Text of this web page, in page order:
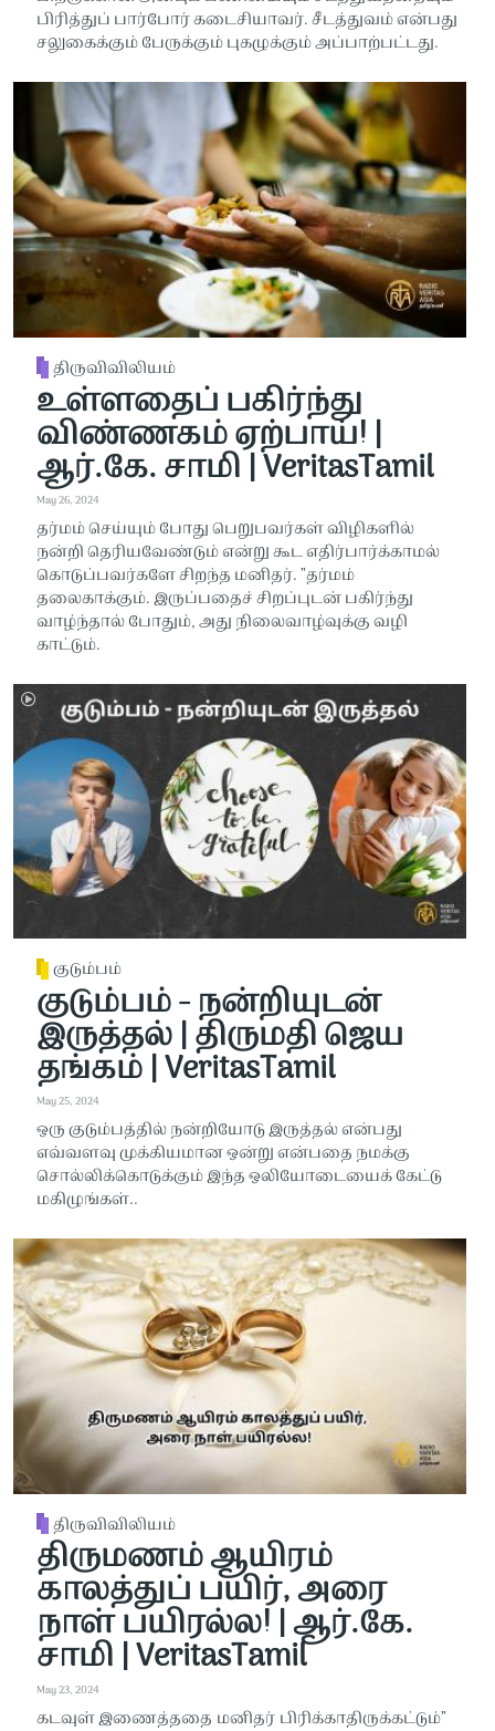
பிரித்துப் பார்போர் கடைசியாவர். சீடத்துவம் என்பது
சலுகைக்கும் பேருக்கும் புகழுக்கும் அப்பாற்பட்டது.
திருவிவிலியம்
உள்ளதைப் பகிர்ந்து
விண்ணகம் ஏற்பாய்! |
ஆர்.கே. சாமி | VeritasTamil
May 26, 2024
தர்மம் செய்யும் போது பெறுபவர்கள் விழிகளில்
நன்றி தெரியவேண்டும் என்று கூட எதிர்பார்க்காமல்
கொடுப்பவர்களே சிறந்த மனிதர். ”தர்மம்
தலைகாக்கும். இருப்பதைச் சிறப்புடன் பகிர்ந்து
வாழ்ந்தால் போதும், அது நிலைவாழ்வுக்கு வழி
காட்டும்.
குடும்பம்
குடும்பம் - நன்றியுடன்
இருத்தல் | திருமதி ஜெய
தங்கம் | VeritasTamil
May 25, 2024
ஒரு குடும்பத்தில் நன்றியோடு இருத்தல் என்பது
எவ்வளவு முக்கியமான ஒன்று என்பதை நமக்கு
சொல்லிக்கொடுக்கும் இந்த ஒலியோடையைக் கேட்டு
மகிழுங்கள்..
திருவிவிலியம்
திருமணம் ஆயிரம்
காலத்துப் பயிர், அரை
நாள் பயிரல்ல! | ஆர்.கே.
சாமி | VeritasTamil
May 23, 2024
கடவுள் இணைத்ததை மனிதர் பிரிக்காதிருக்கட்டும்”